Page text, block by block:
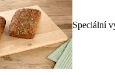
Speciální